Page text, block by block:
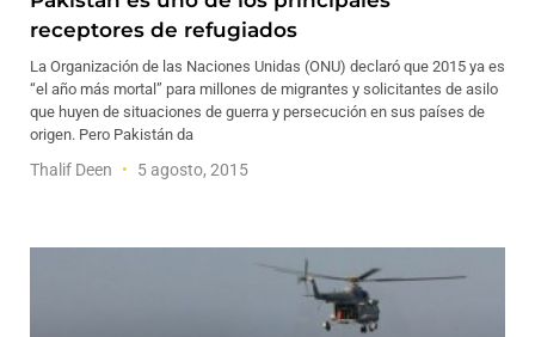
receptores de refugiados
La Organización de las Naciones Unidas (ONU) declaró que 2015 ya es
“el año más mortal” para millones de migrantes y solicitantes de asilo
que huyen de situaciones de guerra y persecución en sus países de
origen. Pero Pakistán da
Thalif Deen 5 agosto, 2015